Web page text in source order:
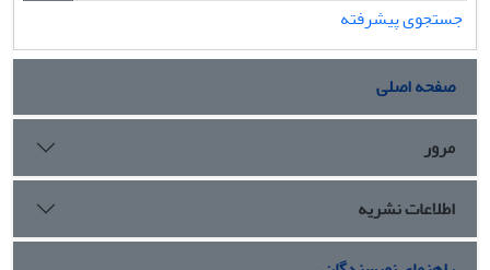
جستجوی پیشرفته
صفحه اصلی
مرور
اطلاعات نشریه